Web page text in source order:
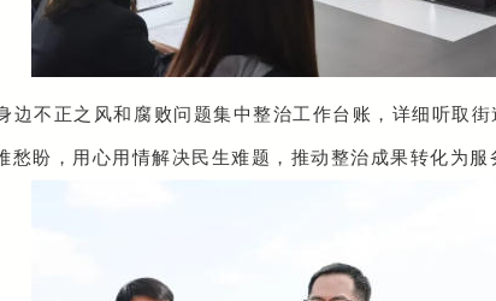
边不正之风和腐败问题集中整治工作台账，详细听取
盼，用心用情解决民生难题，推动整治成果转化为